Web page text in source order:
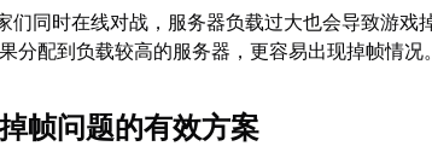
们同时在线对战，服务器负载过大也会导致游戏
分配到负载较高的服务器，更容易出现掉帧情况。
帧问题的有效方案